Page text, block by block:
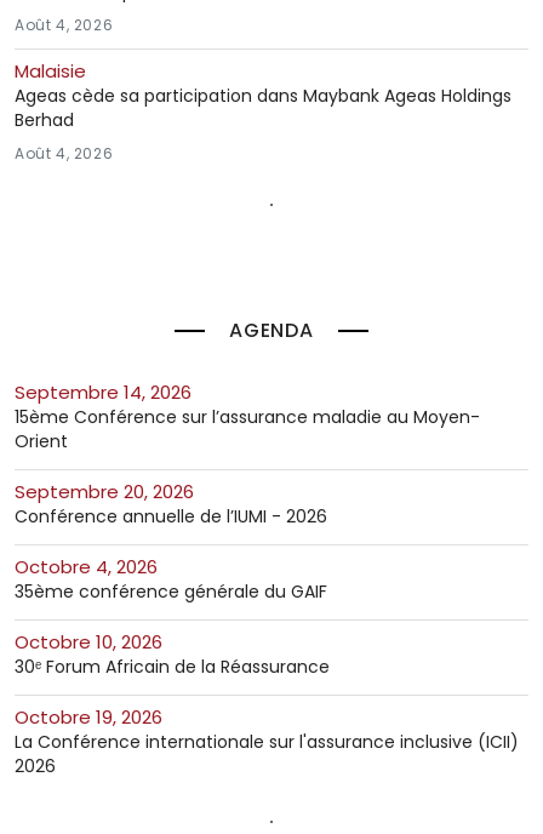
AGENDA
septembre 14, 2026
15ème Conférence sur l’assurance maladie au Moyen-
Orient
septembre 20, 2026
Conférence annuelle de l’IUMI - 2026
octobre 4, 2026
35ème conférence générale du GAIF
octobre 10, 2026
30ᵉ Forum Africain de la Réassurance
octobre 19, 2026
La Conférence internationale sur l'assurance inclusive (ICII)
2026
Août 4, 2026
Malaisie
Ageas cède sa participation dans Maybank Ageas Holdings
Berhad
Août 4, 2026